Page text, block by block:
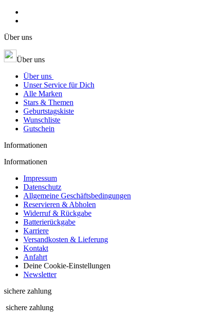
Über uns
Über uns
Über uns
Unser Service für Dich
Alle Marken
Stars & Themen
Geburtstagskiste
Wunschliste
Gutschein
Informationen
Informationen
Impressum
Datenschutz
Allgemeine Geschäftsbedingungen
Reservieren & Abholen
Widerruf & Rückgabe
Batterierückgabe
Karriere
Versandkosten & Lieferung
Kontakt
Anfahrt
Deine Cookie-Einstellungen
Newsletter
sichere zahlung
sichere zahlung